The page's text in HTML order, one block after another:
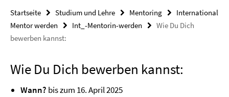
Startseite Studium und Lehre Mentoring
International
Mentor werden
Int_-Mentorin-werden
Wie Du Dich
bewerben kannst:
Wie Du Dich bewerben kannst:
Wann? bis zum 16. April 2025